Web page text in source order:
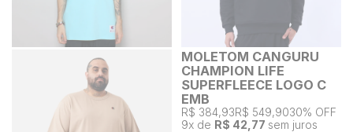
MOLETOM CANGURU
CHAMPION LIFE
SUPERFLEECE LOGO C
EMB
R$ 384,93R$ 549,9030% OFF
9x de R$ 42,77 sem juros